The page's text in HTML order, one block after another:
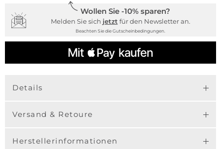
Wollen Sie -10% sparen?
Melden Sie sich jetzt für den Newsletter an.
Beachten Sie die Gutscheinbedingungen.
Details
Versand & Retoure
Herstellerinformationen